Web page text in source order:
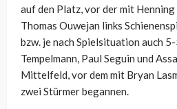
auf den Platz, vor der mit
Thomas Ouwejan links
bzw. je nach Spielsituation auch
Tempelmann, Paul Seguin und
Mittelfeld, vor dem mit Bryan
zwei Stürmer begannen.